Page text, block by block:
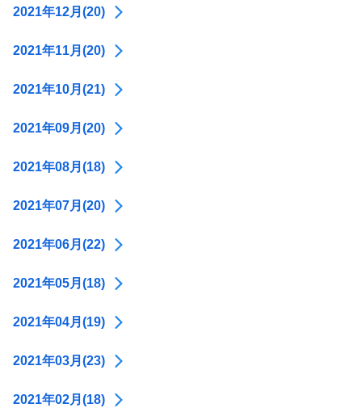
2021年12月(20)
2021年11月(20)
2021年10月(21)
2021年09月(20)
2021年08月(18)
2021年07月(20)
2021年06月(22)
2021年05月(18)
2021年04月(19)
2021年03月(23)
2021年02月(18)